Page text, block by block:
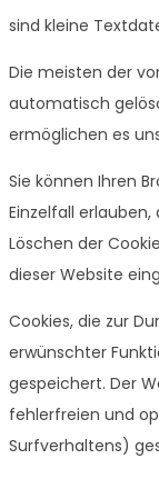
sind kleine
Die meisten der
automatisch
ermöglichen es
Sie können Ihren
Einzelfall
Löschen der
dieser Website
Cookies, die zur
erwünschter
gespeichert. Der
fehlerfreien und
Surfverhaltens)